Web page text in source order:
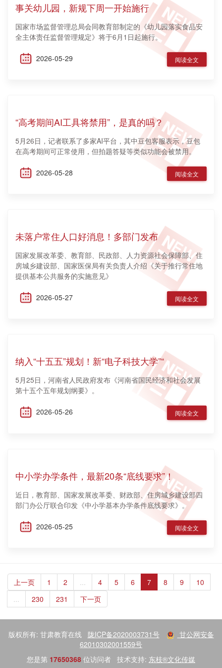
事关幼儿园，新规下周一开始施行
国家市场监督管理总局会同教育部制定的《幼儿园落实食品安
全主体责任监督管理规定》将于6月1日起施行。
2026-05-29 阅读全文
“高考期间AI工具将禁用”，是真的吗？
5月26日，记者联系了多家AI平台，其中豆包客服表示，豆包
在高考期间可正常使用，但拍题答疑等类似功能会被禁用。
2026-05-28 阅读全文
未落户常住人口好消息！多部门发布
国家发展改革委、教育部、民政部、人力资源社会保障部、住
房城乡建设部、国家医保局有关负责人介绍《关于推行常住地
提供基本公共服务的实施意见》
2026-05-27 阅读全文
纳入“十五五”规划！新“电子科技大学”“
5月25日，河南省人民政府发布《河南省国民经济和社会发展
第十五个五年规划纲要》。
2026-05-26 阅读全文
中小学办学条件，最新20条“底线要求”！
近日，教育部、国家发展改革委、财政部、住房城乡建设部四
部门办公厅联合印发《中小学基本办学条件底线要求》。
2026-05-25 阅读全文
上一页 1 2 4 5 6 7 8 9
10
230 231 下一页
版权所有: 甘肃教育在线 陇ICP备2020003731号
甘公网安备
62010302001559号
您是第 17650368 位访问者 技术支持: 东枝®文化传媒